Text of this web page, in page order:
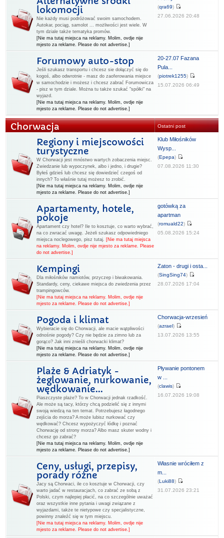
lokomocji
Nie każdy musi podróżować swoim samochodem.
Autokar, pociąg, samolot ... możliwości jest wiele. W
tym dziale także tematyka promów.
[Nie ma tutaj miejsca na reklamy. Molim, ovdje nije
mjesto za reklame. Please do not advertise.]
(qra69)
27.06.2026 20:48
Forumowy auto-stop
Jeśli szukasz transportu i chcesz sie dołączyć się do
kogoś, albo odwrotnie - masz do zaoferowania miejsce
w samochodzie i możesz i chcesz zabrać Forumowicza
- pisz w tym dziale. Można tu także szukać "spółki" na
wyjazd.
[Nie ma tutaj miejsca na reklamy. Molim, ovdje nije
mjesto za reklame. Please do not advertise.]
20-27.07 Fazana
Pula...
(piotrek1255)
15.07.2026 06:49
Chorwacja Ostatni post
Regiony i miejscowości
turystyczne
W Chorwacji jest mnóstwo wartych zobaczenia miejsc.
Zwiedzanie lub wypoczynek, albo i jedno, i drugie?
Byłeś gdzieś lub chcesz się dowiedzieć czegoś od
innych? To właśnie tutaj możesz to zrobić.
[Nie ma tutaj miejsca na reklamy. Molim, ovdje nije
mjesto za reklame. Please do not advertise.]
Klub Miłośników
Wysp...
(Epepa)
07.08.2026 11:30
Apartamenty, hotele,
pokoje
Apartament czy hotel? Ile to kosztuje, co warto wybrać,
na co zwracać uwagę. Jeżeli szukasz odpowiedniego
miejsca noclegowego, pisz tutaj. [Nie ma tutaj miejsca
na reklamy. Molim, ovdje nije mjesto za reklame. Please
do not advertise.]
gotówką za
apartman
(romuald22)
05.08.2026 15:24
Kempingi
Dla miłośników namiotów, przyczep i biwakowania.
Standardy, ceny, ciekawe miejsca do zwiedzenia przez
trampingowców.
[Nie ma tutaj miejsca na reklamy. Molim, ovdje nije
mjesto za reklame. Please do not advertise.]
Zaton - drugi i osta...
(SingSing74)
28.07.2026 17:04
Pogoda i klimat
Wybieracie się do Chorwacji, ale macie wątpliwości
odnośnie pogody? Czy nie będzie za zimno lub za
gorąco? Jak inni znieśli chorwacki klimat?
[Nie ma tutaj miejsca na reklamy. Molim, ovdje nije
mjesto za reklame. Please do not advertise.]
Chorwacja-wrzesień
(azrael)
13.07.2026 13:55
Plaże & Adriatyk -
żeglowanie, nurkowanie,
wędkowanie...
Piaszczyste plaże? To w Chorwacji jednak rzadkość.
Ale może są tacy, którzy chcą podzielić się z innymi
swoją wiedzą na ten temat. Potrzebujesz łagodnego
zejścia do morza? A może lubisz nurkować czy
wędkować? Chcesz wypożyczyć łódkę i poznać
Chorwację od strony morza? Albo masz skuter wodny i
chcesz go zabrać?
[Nie ma tutaj miejsca na reklamy. Molim, ovdje nije
mjesto za reklame. Please do not advertise.]
Pływanie pontonem
w ...
(clawis)
16.07.2026 19:08
Ceny, usługi, przepisy,
porady różne
Jacy są Chorwaci, ile co kosztuje w Chorwacji, czy
warto jadać w restauracjach, co zabrać ze sobą z
Polski, czym najlepiej płacić, na co szczególnie uważać
oraz wszystkie inne pytania i uwagi związane z
wyjazdami, także te nietypowe czy specjalistyczne,
powinny znaleźć się w tym miejscu.
[Nie ma tutaj miejsca na reklamy. Molim, ovdje nije
mjesto za reklame. Please do not advertise.]
Własnie wróciłem z
m...
(Luki88)
31.07.2026 23:21